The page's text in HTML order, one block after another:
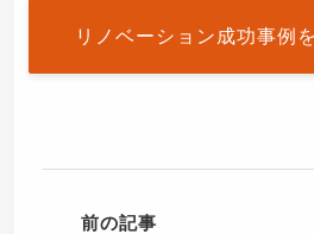
リノベーション成功事例
前の記事